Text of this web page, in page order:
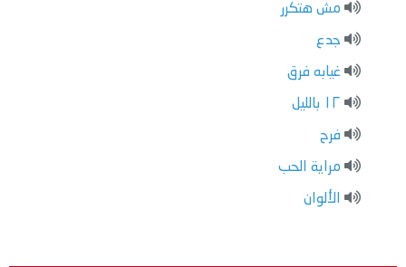
مش هتكرر
جدع
غيابه فرق
١٢ بالليل
فرح
مراية الحب
الألوان